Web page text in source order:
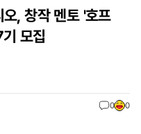
, 창작 멘토 '호프
모집
0 0